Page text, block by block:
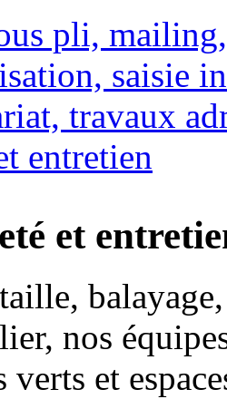
pli,
saisie
travaux
entretien
et
nos
verts et